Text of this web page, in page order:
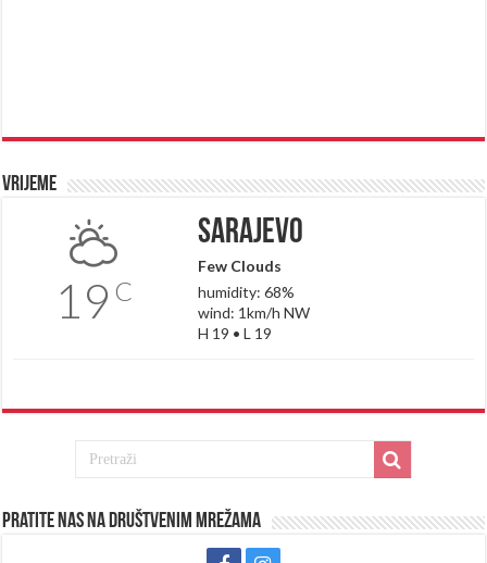
Vrijeme
19 C
Sarajevo
Few Clouds
humidity: 68%
wind: 1km/h NW
H 19 • L 19
Pratite nas na društvenim mrežama